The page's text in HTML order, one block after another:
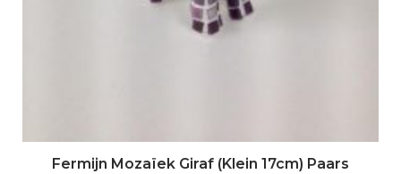
Fermijn Mozaïek Giraf (Klein 17cm) Paars